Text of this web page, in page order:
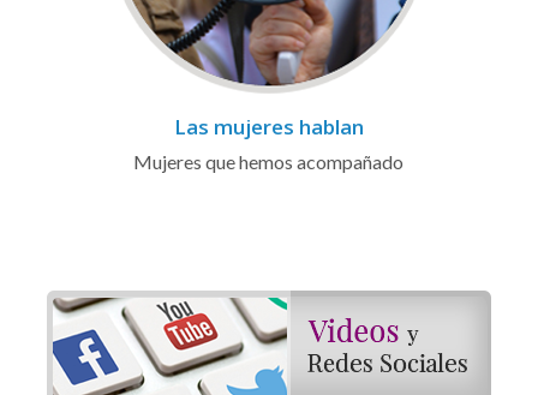
Las mujeres hablan
Mujeres que hemos acompañado